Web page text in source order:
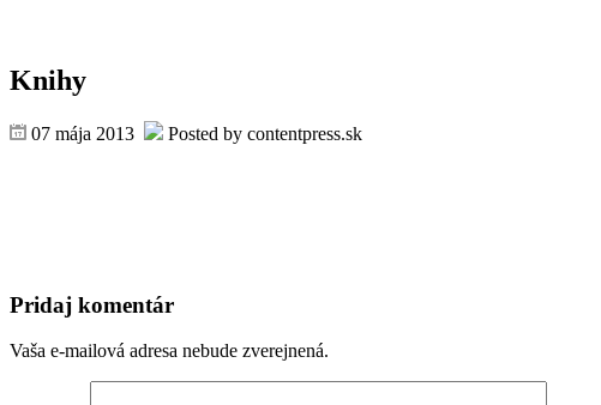
Knihy
07 mája 2013 Posted by contentpress.sk
Pridaj komentár
Vaša e-mailová adresa nebude zverejnená.